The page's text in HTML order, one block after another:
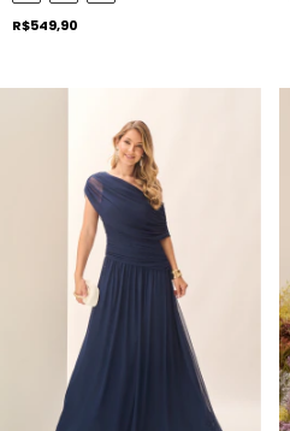
R$549,90